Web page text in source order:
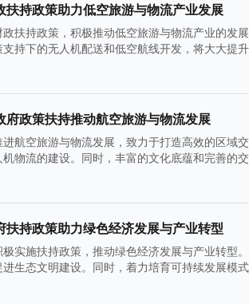
扶持政策助力低空旅游与物流产业发展
扶持政策，积极推动低空旅游与物流产业的发
持下的无人机配送和低空航线开发，将大大提
府政策扶持推动航空旅游与物流发展
航空旅游与物流发展，致力于打造高效的区域
物流的建设。同时，丰富的文化底蕴和完善的
扶持政策助力绿色经济发展与产业转型
实施扶持政策，推动绿色经济发展与产业转型
生态文明建设。同时，着力培育可持续发展模